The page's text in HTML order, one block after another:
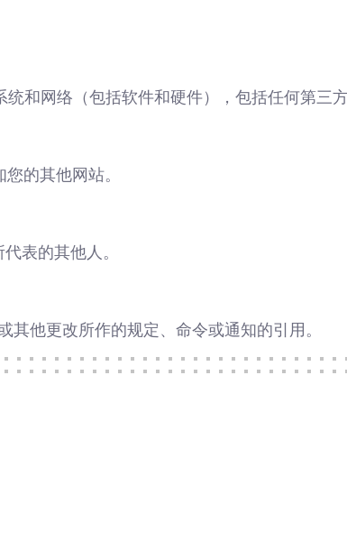
和网络（包括软件和硬件），包括任何第三
的其他网站。
表的其他人。
他更改所作的规定、命令或通知的引用。